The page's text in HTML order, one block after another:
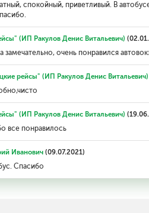
спокойный, приветливый. В
(ИП Ракулов Денис Витальевич)
замечательно, очень понравился
рейсы" (ИП Ракулов Денис Витальевич)
(ИП Ракулов Денис Витальевич)
все понравилось
Иванович(09.07.2021)
Спасибо